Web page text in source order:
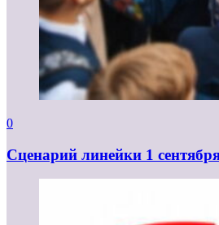
0
Cценарий линейки 1